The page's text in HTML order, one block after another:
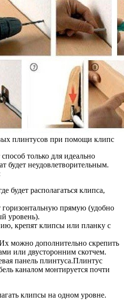
плинтусов при помощи клипс
только для идеально
будет неудовлетворительным.
будет располагаться клипса,
прямую (удобно
уровень).
крепят клипсы или планку с
можно дополнительно скрепить
или двусторонним скотчем.
панель плинтуса.Плинтус
каналом монтируется почти
клипсы на одном уровне.